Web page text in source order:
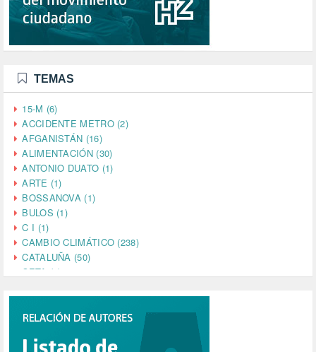
TEMAS
15-M (6)
ACCIDENTE METRO (2)
AFGANISTÁN (16)
ALIMENTACIÓN (30)
ANTONIO DUATO (1)
ARTE (1)
BOSSANOVA (1)
BULOS (1)
C I (1)
CAMBIO CLIMÁTICO (238)
CATALUÑA (50)
CETA (2)
CINE (35)
COMPROMISO (2)